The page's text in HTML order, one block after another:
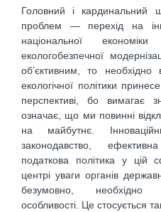
Головний і кардинальний
проблем — перехід на
національної
екологобезпечної
об’єктивним, то
екологічної політики
перспективі, бо вимагає
означає, що ми повинні
на майбутнє.
законодавство,
податкова політика у цій
центрі уваги органів
безумовно, необхідно
особливості. Це стосується